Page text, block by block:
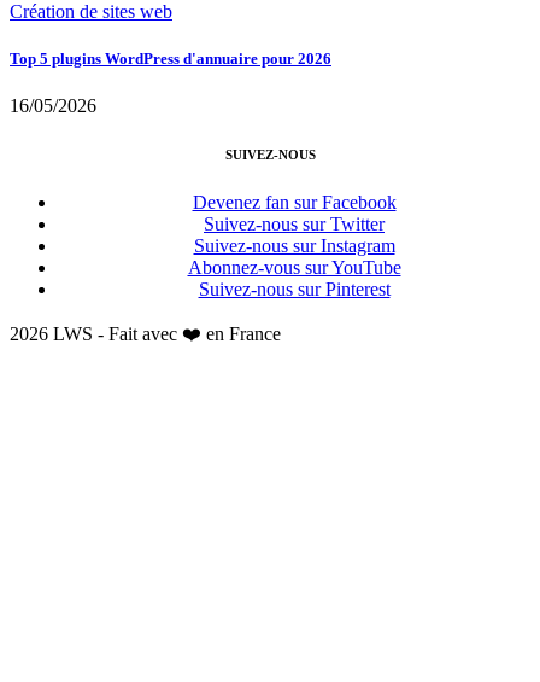
Création de sites web
Top 5 plugins WordPress d'annuaire pour 2026
16/05/2026
SUIVEZ-NOUS
Devenez fan sur Facebook
Suivez-nous sur Twitter
Suivez-nous sur Instagram
Abonnez-vous sur YouTube
Suivez-nous sur Pinterest
2026 LWS - Fait avec ❤️ en France